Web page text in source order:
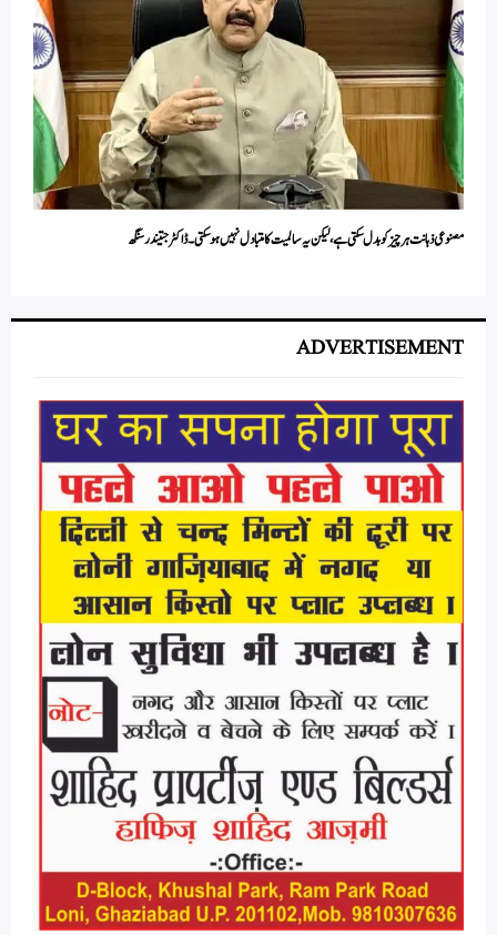
مصنوعی ذہانت ہر چیز کو بدل سکتی ہے، لیکن یہ سالمیت کا متبادل نہیں ہوسکتی۔ ڈاکٹر جتیندر سنگھ
ADVERTISEMENT